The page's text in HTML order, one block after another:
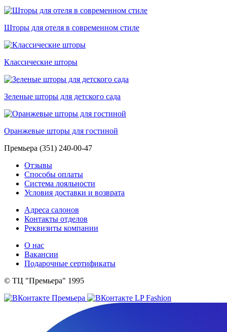
Шторы для отеля в современном стиле
Классические шторы
Зеленые шторы для детского сада
Оранжевые шторы для гостиной
Премьера (351) 240-00-47
Отзывы
Способы оплаты
Система лояльности
Условия доставки и возврата
Адреса салонов
Контакты отделов
Реквизиты компании
О нас
Вакансии
Подарочные сертификаты
© ТЦ "Премьера" 1995